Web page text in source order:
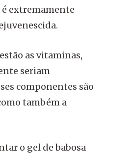
é extremamente
as vitaminas,
seriam
componentes são
também a
o gel de babosa